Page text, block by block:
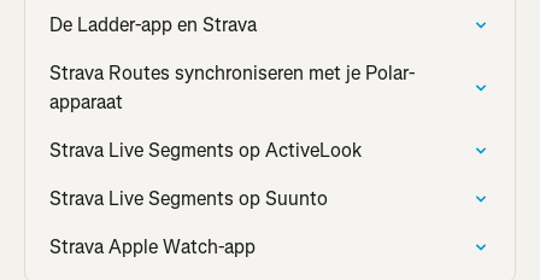
De Ladder-app en Strava
Strava Routes synchroniseren met je Polar-
apparaat
Strava Live Segments op ActiveLook
Strava Live Segments op Suunto
Strava Apple Watch-app